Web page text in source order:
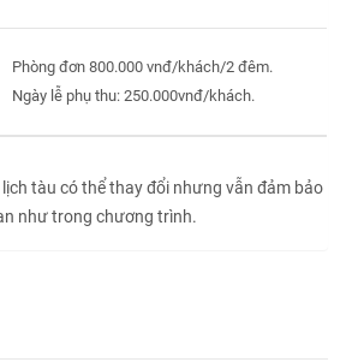
Phòng đơn 800.000 vnđ/khách/2 đêm.
Ngày lễ phụ thu: 250.000vnđ/khách.
tàu có thể thay đổi nhưng vẫn đảm bảo
như trong chương trình.